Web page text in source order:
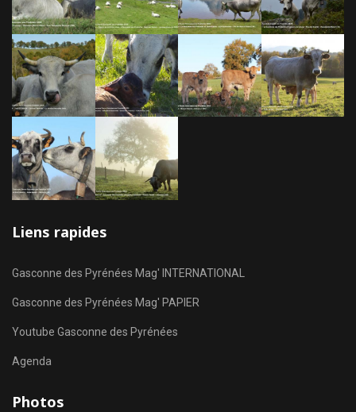
Liens rapides
Gasconne des Pyrénées Mag' INTERNATIONAL
Gasconne des Pyrénées Mag' PAPIER
Youtube Gasconne des Pyrénées
Agenda
Photos